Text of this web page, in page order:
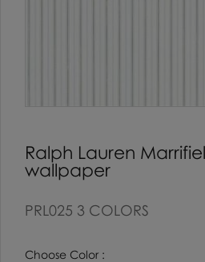
Ralph Lauren
wallpaper
PRL025 3 COLORS
Choose Color :